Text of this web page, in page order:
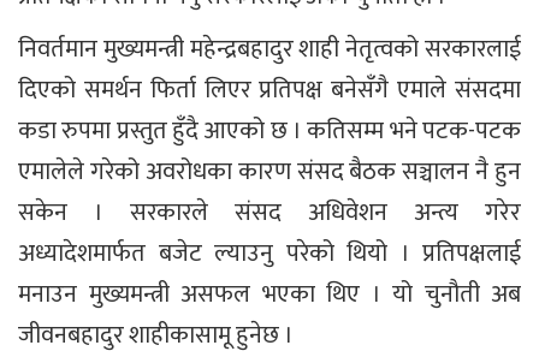
निवर्तमान मुख्यमन्त्री महेन्द्रबहादुर शाही नेतृत्वको सरकारलाई
दिएको समर्थन फिर्ता लिएर प्रतिपक्ष बनेसँगै एमाले संसदमा
कडा रुपमा प्रस्तुत हुँदै आएको छ । कतिसम्म भने पटक-पटक
एमालेले गरेको अवरोधका कारण संसद बैठक सञ्चालन नै हुन
सकेन । सरकारले संसद अधिवेशन अन्त्य गरेर
अध्यादेशमार्फत बजेट ल्याउनु परेको थियो । प्रतिपक्षलाई
मनाउन मुख्यमन्त्री असफल भएका थिए । यो चुनौती अब
जीवनबहादुर शाहीकासामू हुनेछ ।